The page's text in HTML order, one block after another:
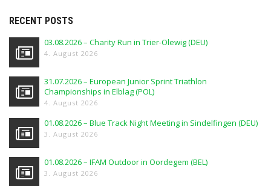
RECENT POSTS
03.08.2026 – Charity Run in Trier-Olewig (DEU)
4. August 2026
31.07.2026 – European Junior Sprint Triathlon
Championships in Elblag (POL)
4. August 2026
01.08.2026 – Blue Track Night Meeting in Sindelfingen (DEU)
3. August 2026
01.08.2026 – IFAM Outdoor in Oordegem (BEL)
3. August 2026